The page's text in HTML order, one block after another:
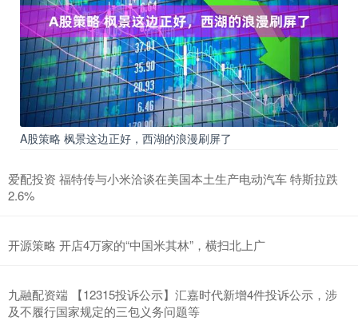
A股策略 枫景这边正好，西湖的浪漫刷屏了
爱配投资 福特传与小米洽谈在美国本土生产电动汽车 特斯拉跌
2.6%
开源策略 开店4万家的“中国米其林”，横扫北上广
九融配资端 【12315投诉公示】汇嘉时代新增4件投诉公示，涉
及不履行国家规定的三包义务问题等